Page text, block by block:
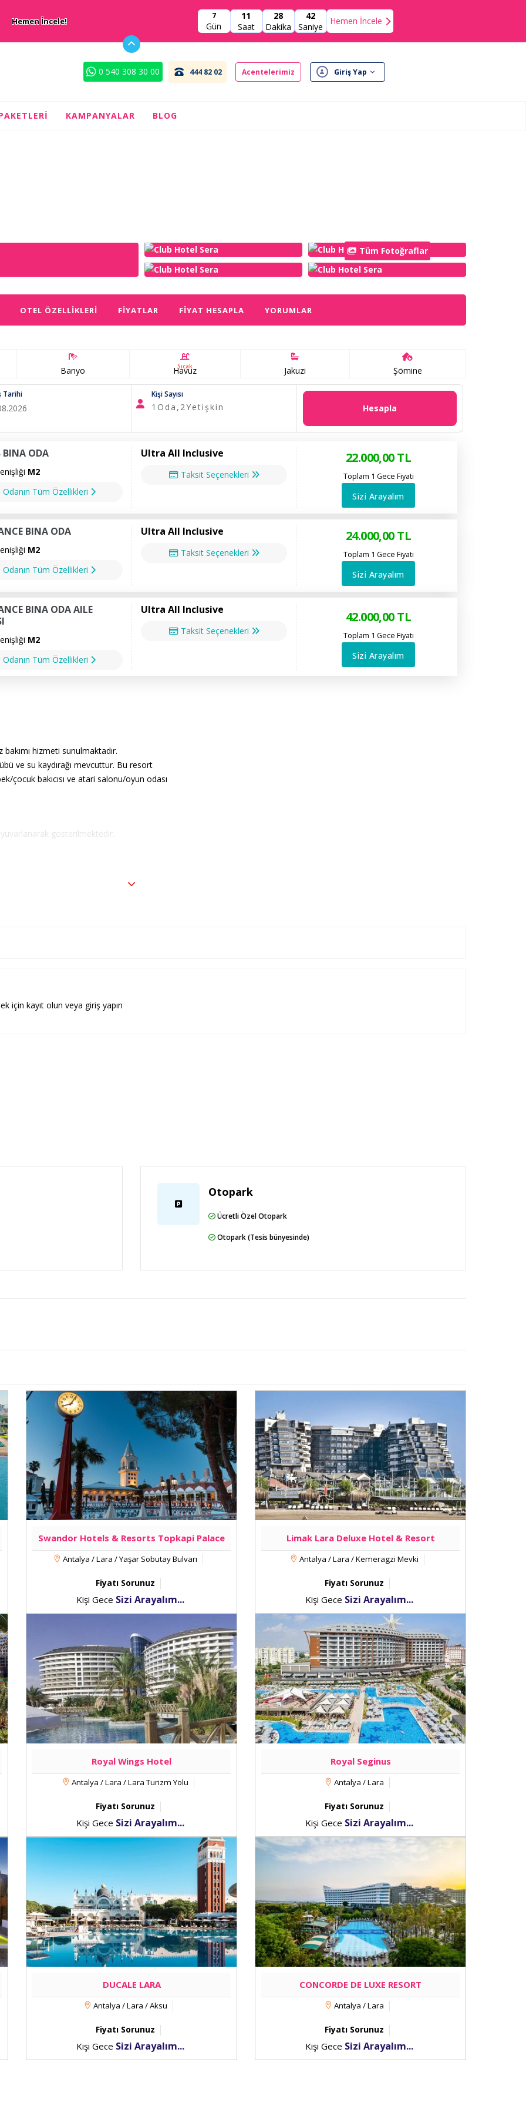
Hemen İncele!
7
Gün
11
Saat
28
Dakika
41
Saniye
Hemen İncele
0 540 308 30 00 444 82 02 Acentelerimiz Giriş Yap
KAMPANYALAR BLOG
Tüm Fotoğraflar
OTEL ÖZELLIKLERI FIYATLAR FIYAT HESAPLA YORUMLAR
Banyo Sıcak
Havuz Jakuzi Şömine
Tarihi Kişi Sayısı
1 Oda, 2Yetişkin Hesapla
BINA ODA
M2
Odanın Tüm Özellikleri
Ultra All Inclusive
Taksit Seçenekleri
22.000,00TL
Toplam 1 Gece Fiyatı
Sizi Arayalım
BINA ODA
M2
Odanın Tüm Özellikleri
Ultra All Inclusive
Taksit Seçenekleri
24.000,00TL
Toplam 1 Gece Fiyatı
Sizi Arayalım
BINA ODA AILE
M2
Odanın Tüm Özellikleri
Ultra All Inclusive
Taksit Seçenekleri
42.000,00TL
Toplam 1 Gece Fiyatı
Sizi Arayalım
hizmeti sunulmaktadır.
ve su kaydırağı mevcuttur. Bu resort
çocuk bakıcısı ve atari salonu/oyun odası
gösterilmektedir.
3,9 mi
- 13,5 km / 8,4 mi
servisi ve 24 saat açık resepsiyon
Bu otel misafirlerimize 17696
yiyecek ve içecekler dâhildir. Bazı
içecekler ve diğer hizmetler için ücret
otelde toplam 3 restoran var; isterseniz
Lara Plajı yakınında ve Ucretli
Bu 5 yıldızlı resort otel Gaga ile 0,6
Misafirlerimize ücretli kablosuz İnternet
için uydu kanalları vardır. Özel banyo,
saç kurutma makinesi vardır.
için kayıt olun veya giriş yapın
Otopark
Ücretli Özel Otopark
Otopark (Tesis bünyesinde)
Swandor Hotels & Resorts Topkapi Palace
Antalya / Lara / Yaşar Sobutay Bulvarı
Fiyatı Sorunuz
Kişi Gece Sizi Arayalım...
Limak Lara Deluxe Hotel & Resort
Antalya / Lara / Kemeragzi Mevki
Fiyatı Sorunuz
Kişi Gece Sizi Arayalım...
Royal Wings Hotel
Antalya / Lara / Lara Turizm Yolu
Fiyatı Sorunuz
Kişi Gece Sizi Arayalım...
Royal Seginus
Antalya / Lara
Fiyatı Sorunuz
Kişi Gece Sizi Arayalım...
DUCALE LARA
Antalya / Lara / Aksu
Fiyatı Sorunuz
Kişi Gece Sizi Arayalım...
CONCORDE DE LUXE RESORT
Antalya / Lara
Fiyatı Sorunuz
Kişi Gece Sizi Arayalım...